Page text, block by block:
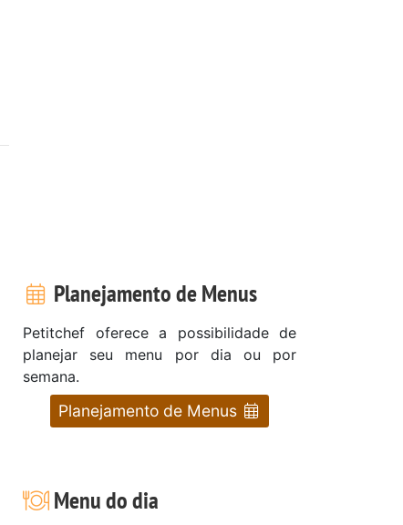
Planejamento de Menus
Petitchef oferece a possibilidade de
planejar seu menu por dia ou por
semana.
Planejamento de Menus
Menu do dia